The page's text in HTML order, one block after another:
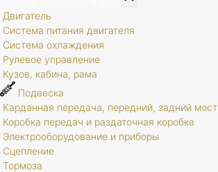
Двигатель
Система питания двигателя
Система охлаждения
Рулевое управление
Кузов, кабина, рама
Подвеска
Карданная передача, передний, задний мост
Коробка передач и раздаточная коробка
Электрооборудование и приборы
Сцепление
Тормоза